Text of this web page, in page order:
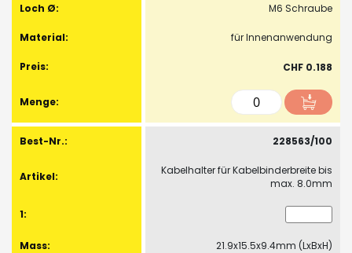
M6 Schraube
für Innenanwendung
CHF 0.188
228563/100
Kabelhalter für Kabelbinderbreite bis
max. 8.0mm
21.9x15.5x9.4mm (LxBxH)